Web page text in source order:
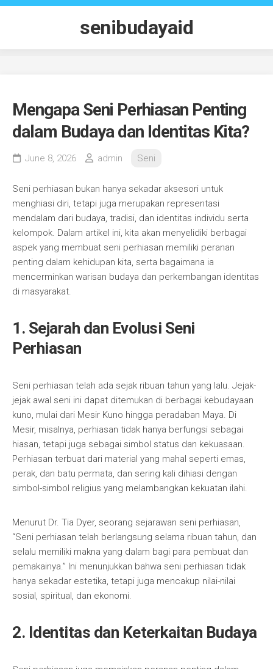
Skip
senibudayaid
Mengapa Seni Perhiasan Penting
dalam Budaya dan Identitas Kita?
June 8, 2026 admin Seni
Seni perhiasan bukan hanya sekadar aksesori untuk
menghiasi diri, tetapi juga merupakan representasi
mendalam dari budaya, tradisi, dan identitas individu serta
kelompok. Dalam artikel ini, kita akan menyelidiki berbagai
aspek yang membuat seni perhiasan memiliki peranan
penting dalam kehidupan kita, serta bagaimana ia
mencerminkan warisan budaya dan perkembangan identitas
di masyarakat.
1. Sejarah dan Evolusi Seni
Perhiasan
Seni perhiasan telah ada sejak ribuan tahun yang lalu. Jejak-
jejak awal seni ini dapat ditemukan di berbagai kebudayaan
kuno, mulai dari Mesir Kuno hingga peradaban Maya. Di
Mesir, misalnya, perhiasan tidak hanya berfungsi sebagai
hiasan, tetapi juga sebagai simbol status dan kekuasaan.
Perhiasan terbuat dari material yang mahal seperti emas,
perak, dan batu permata, dan sering kali dihiasi dengan
simbol-simbol religius yang melambangkan kekuatan ilahi.
Menurut Dr. Tia Dyer, seorang sejarawan seni perhiasan,
“Seni perhiasan telah berlangsung selama ribuan tahun, dan
selalu memiliki makna yang dalam bagi para pembuat dan
pemakainya.” Ini menunjukkan bahwa seni perhiasan tidak
hanya sekadar estetika, tetapi juga mencakup nilai-nilai
sosial, spiritual, dan ekonomi.
2. Identitas dan Keterkaitan Budaya